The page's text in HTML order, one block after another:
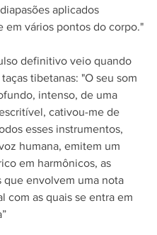
aplicados
em vários pontos do corpo."
definitivo veio quando
tibetanas: "O seu som
intenso, de uma
cativou-me de
esses instrumentos,
humana, emitem um
em harmônicos, as
que envolvem uma nota
com as quais se entra em